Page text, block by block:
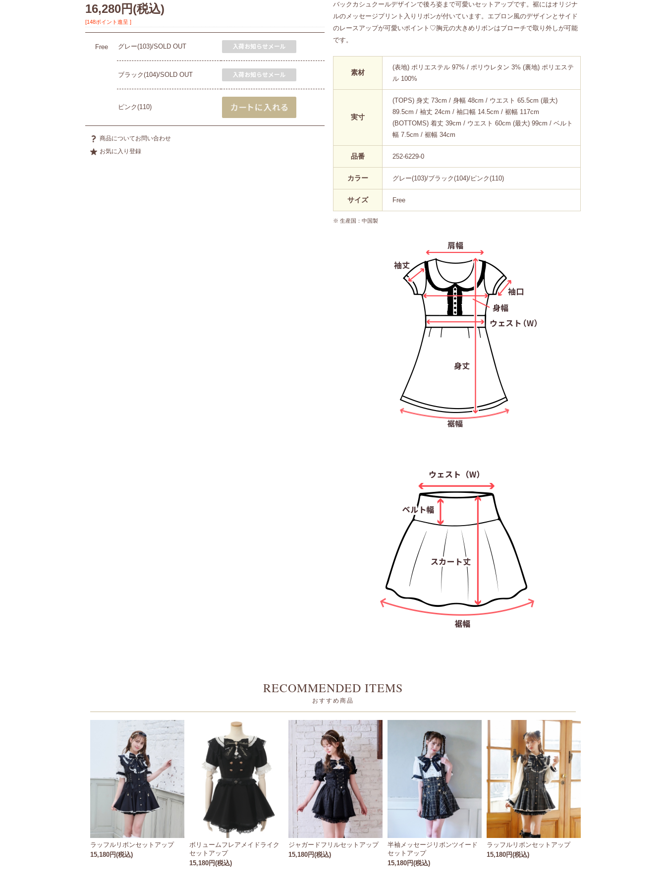
バックカシュクールデザインで後ろ姿まで可愛いセットアップです。裾にはオリジナ
ルのメッセージプリント入りリボンが付いています。エプロン風のデザインとサイド
のレースアップが可愛いポイント♡胸元の大きめリボンはブローチで取り外しが可能
です。
素材
(表地) ポリエステル 97% / ポリウレタン 3% (裏地) ポリエステ
ル 100%
実寸
(TOPS) 身丈 73cm / 身幅 48cm / ウエスト 65.5cm (最大)
89.5cm / 袖丈 24cm / 袖口幅 14.5cm / 裾幅 117cm
(BOTTOMS) 着丈 39cm / ウエスト 60cm (最大) 99cm / ベルト
幅 7.5cm / 裾幅 34cm
品番 252-6229-0
カラー グレー(103)/ブラック(104)/ピンク(110)
サイズ Free
※ 生産国：中国製
16,280円(税込)
[148ポイント進呈 ]
Free グレー(103)/SOLD OUT
ブラック(104)/SOLD OUT
ピンク(110)
RECOMMENDED ITEMS
おすすめ商品
ラッフルリボンセットアップ
15,180円(税込)
ボリュームフレアメイドライク
セットアップ
15,180円(税込)
ジャガードフリルセットアップ
15,180円(税込)
半袖メッセージリボンツイード
セットアップ
15,180円(税込)
ラッフルリボンセットアップ
15,180円(税込)